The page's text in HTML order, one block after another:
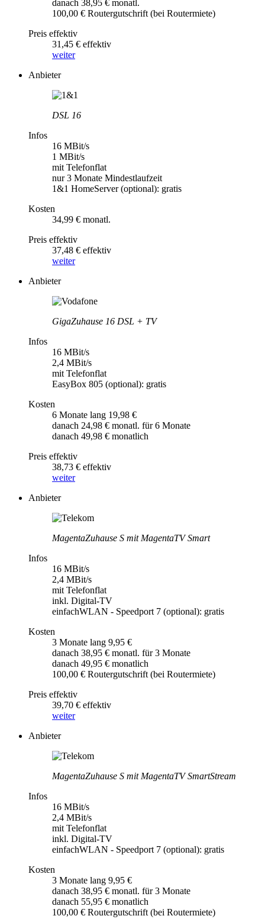
danach 38,95 € monatl.
100,00 € Routergutschrift (bei Routermiete)
Preis effektiv
31,45 € effektiv
weiter
Anbieter
DSL 16
Infos
16 MBit/s
1 MBit/s
mit Telefonflat
nur 3 Monate Mindestlaufzeit
1&1 HomeServer (optional): gratis
Kosten
34,99 € monatl.
Preis effektiv
37,48 € effektiv
weiter
Anbieter
GigaZuhause 16 DSL + TV
Infos
16 MBit/s
2,4 MBit/s
mit Telefonflat
EasyBox 805 (optional): gratis
Kosten
6 Monate lang 19,98 €
danach 24,98 € monatl. für 6 Monate
danach 49,98 € monatlich
Preis effektiv
38,73 € effektiv
weiter
Anbieter
MagentaZuhause S mit MagentaTV Smart
Infos
16 MBit/s
2,4 MBit/s
mit Telefonflat
inkl. Digital-TV
einfachWLAN - Speedport 7 (optional): gratis
Kosten
3 Monate lang 9,95 €
danach 38,95 € monatl. für 3 Monate
danach 49,95 € monatlich
100,00 € Routergutschrift (bei Routermiete)
Preis effektiv
39,70 € effektiv
weiter
Anbieter
MagentaZuhause S mit MagentaTV SmartStream
Infos
16 MBit/s
2,4 MBit/s
mit Telefonflat
inkl. Digital-TV
einfachWLAN - Speedport 7 (optional): gratis
Kosten
3 Monate lang 9,95 €
danach 38,95 € monatl. für 3 Monate
danach 55,95 € monatlich
100,00 € Routergutschrift (bei Routermiete)